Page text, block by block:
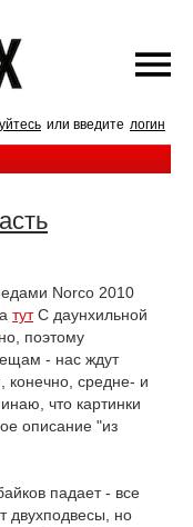
или введите логин
Norco 2010
тутС даунхильной
поэтому
- нас ждут
конечно, средне- и
что картинки
описание "из
падает - все
двухподвесы, но